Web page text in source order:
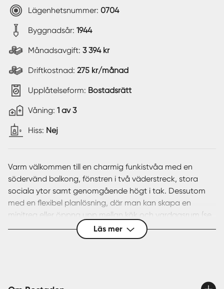
Lägenhetsnummer: 0704
Byggnadsår: 1944
Månadsavgift: 3 394 kr
Driftkostnad: 275 kr/månad
Upplåtelseform: Bostadsrätt
Våning: 1 av 3
Hiss: Nej
Varm välkommen till en charmig funkistvåa med en
södervänd balkong, fönstren i två väderstreck, stora
sociala ytor samt genomgående högt i tak. Dessutom
med en flexibel planlösning, där man kan skapa en
minitrea eller öppna upp mellan kök och vardagsrum (se
alternativ planlösning). Lägenhetens präglas av ett stort
och ljust vardagsrum med utgång till balkongen och i
originaldetaljer så som parkettgolv, fönsterbrädor samt
Läs mer